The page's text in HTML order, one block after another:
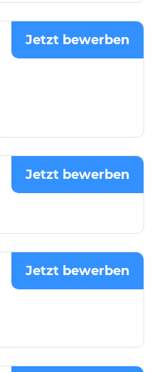
Jetzt bewerben
Jetzt bewerben
Jetzt bewerben